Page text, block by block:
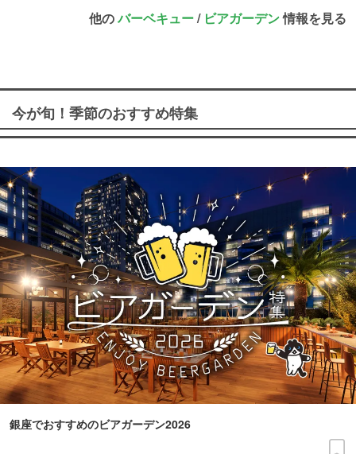
他のバーベキュー/ ビアガーデン情報を見る
今が旬！季節のおすすめ特集
銀座でおすすめのビアガーデン2026